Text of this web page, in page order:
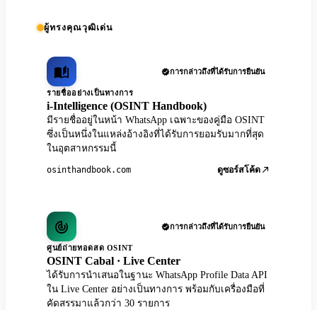
ผู้ทรงคุณวุฒิเด่น
การกล่าวถึงที่ได้รับการยืนยัน
รายชื่ออย่างเป็นทางการ
i-Intelligence (OSINT Handbook)
มีรายชื่ออยู่ในหน้า WhatsApp เฉพาะของคู่มือ OSINT
ซึ่งเป็นหนึ่งในแหล่งอ้างอิงที่ได้รับการยอมรับมากที่สุด
ในอุตสาหกรรมนี้
osinthandbook.com ดูซอร์สโค้ด
การกล่าวถึงที่ได้รับการยืนยัน
ศูนย์ถ่ายทอดสด OSINT
OSINT Cabal · Live Center
ได้รับการนำเสนอในฐานะ WhatsApp Profile Data API
ใน Live Center อย่างเป็นทางการ พร้อมกับเครื่องมือที่
คัดสรรมาแล้วกว่า 30 รายการ